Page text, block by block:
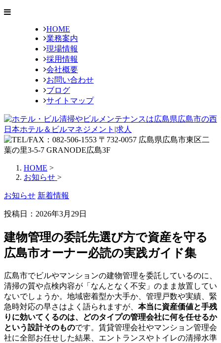
HOME
業務案内
現場情報
採用情報
会社概要
お問い合わせ
ブログ
サイトマップ
HOME >
お知らせ >
お知らせ 新着情報
投稿日： 2026年3月29日
建物管理の委託先選び方で資産を守る
広島市オーナー必読の実践ガイド集
広島市でビルやマンションの建物管理を委託しているのに、
清掃の質や点検内容が「なんとなく不安」のまま放置してい
ないでしょうか。地域密着型か大手か、管理戸数や実績、緊
急時対応の早さはよく語られますが、 本当に資産価値と手残
りに効いてくるのは、どのタイプの管理会社に何を任せるか
という設計そのものです。賃貸管理会社やマンション管理会
社に全部お任せした結果、エントランスやトイレの清掃水準